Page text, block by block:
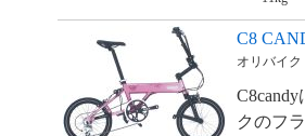
C8
オリバイク
クのフ